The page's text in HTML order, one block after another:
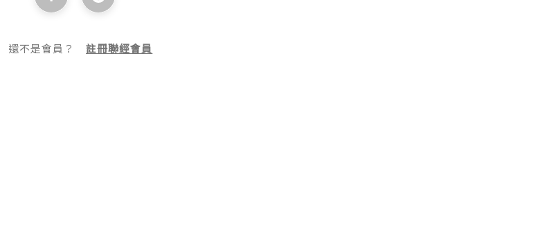
還不是會員？註冊聯經會員